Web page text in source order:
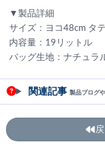
▼製品詳細
サイズ：ヨコ48cm タ
内容量：19リットル
バッグ生地：ナチュラ
関連記事 製品ブログ